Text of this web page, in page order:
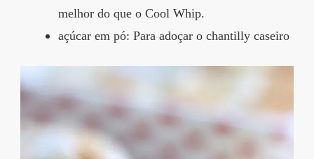
melhor do que o Cool Whip.
açúcar em pó: Para adoçar o chantilly caseiro